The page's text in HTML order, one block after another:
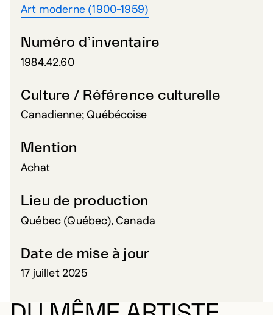
Art moderne (1900-1959)
Numéro d’inventaire
1984.42.60
Culture / Référence culturelle
Canadienne; Québécoise
Mention
Achat
Lieu de production
Québec (Québec), Canada
Date de mise à jour
17 juillet 2025